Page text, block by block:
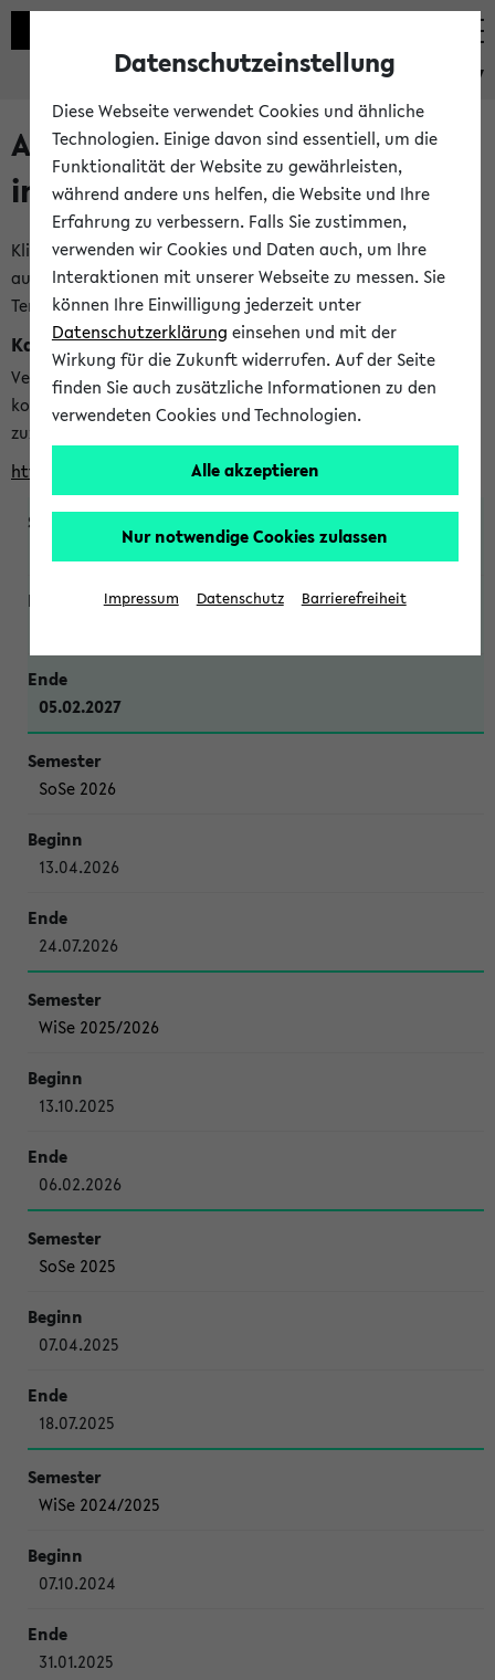
eKVV
Alle veröffentlichten Semester
im eKVV
Klicken Sie auf das Semester, welches Sie für Ihre Sitzung
auswählen möchten. Bitte beachten Sie auch die weiteren
Termine imKalender der Lehrplanung
Kalenderintegration
Verwenden Sie die folgende Adresse, um mit einer
kompatiblen Kalenderanwendung auf die Vorlesungszeiten
zuzugreifen (nähere Informationen
finden Sie hier
https://ekvv.uni-bielefeld.de/ws/calendar?vz
WiSe 2026/2027
05.02.2027
SoSe 2026
13.04.2026
24.07.2026
WiSe 2025/2026
13.10.2025
06.02.2026
SoSe 2025
07.04.2025
18.07.2025
WiSe 2024/2025
07.10.2024
31.01.2025
Datenschutzeinstellung
Diese Webseite verwendet Cookies und ähnliche
Technologien. Einige davon sind essentiell, um die
Funktionalität der Website zu gewährleisten,
während andere uns helfen, die Website und Ihre
Erfahrung zu verbessern. Falls Sie zustimmen,
verwenden wir Cookies und Daten auch, um Ihre
Interaktionen mit unserer Webseite zu messen. Sie
können Ihre Einwilligung jederzeit unter
Datenschutzerklärung einsehen und mit der
Wirkung für die Zukunft widerrufen. Auf der Seite
finden Sie auch zusätzliche Informationen zu den
verwendeten Cookies und Technologien.
Alle akzeptieren
Nur notwendige Cookies zulassen
Impressum Datenschutz Barrierefreiheit